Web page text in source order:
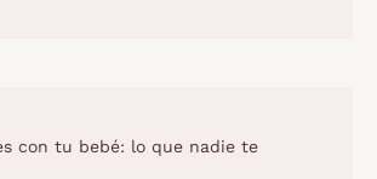
con tu bebé: lo que nadie te